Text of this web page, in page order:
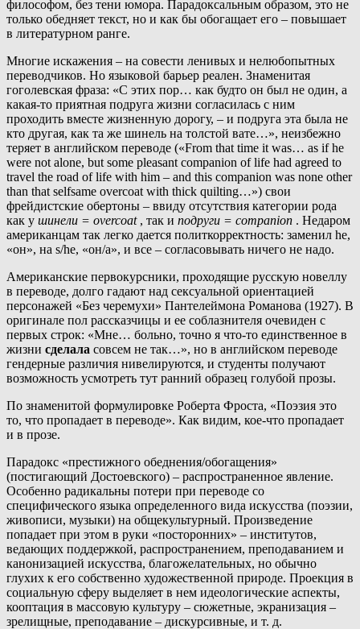
философом, без тени юмора. Парадоксальным образом, это не
только обедняет текст, но и как бы обогащает его – повышает
в литературном ранге.
Многие искажения – на совести ленивых и нелюбопытных
переводчиков. Но языковой барьер реален. Знаменитая
гоголевская фраза: «С этих пор… как будто он был не один, а
какая-то приятная подруга жизни согласилась с ним
проходить вместе жизненную дорогу, – и подруга эта была не
кто другая, как та же шинель на толстой вате…», неизбежно
теряет в английском переводе («From that time it was… as if he
were not alone, but some pleasant companion of life had agreed to
travel the road of life with him – and this companion was none other
than that selfsame overcoat with thick quilting…») свои
фрейдистские обертоны – ввиду отсутствия категории рода
как у шинели = overcoat , так и подруги = companion . Недаром
американцам так легко дается политкорректность: заменил he,
«он», на s/he, «он/а», и все – согласовывать ничего не надо.
Американские первокурсники, проходящие русскую новеллу
в переводе, долго гадают над сексуальной ориентацией
персонажей «Без черемухи» Пантелеймона Романова (1927). В
оригинале пол рассказчицы и ее соблазнителя очевиден с
первых строк: «Мне… больно, точно я что-то единственное в
жизни сделала совсем не так…», но в английском переводе
гендерные различия нивелируются, и студенты получают
возможность усмотреть тут ранний образец голубой прозы.
По знаменитой формулировке Роберта Фроста, «Поэзия это
то, что пропадает в переводе». Как видим, кое-что пропадает
и в прозе.
Парадокс «престижного обеднения/обогащения»
(постигающий Достоевского) – распространенное явление.
Особенно радикальны потери при переводе со
специфического языка определенного вида искусства (поэзии,
живописи, музыки) на общекультурный. Произведение
попадает при этом в руки «посторонних» – институтов,
ведающих поддержкой, распространением, преподаванием и
канонизацией искусства, благожелательных, но обычно
глухих к его собственно художественной природе. Проекция в
социальную сферу выделяет в нем идеологические аспекты,
кооптация в массовую культуру – сюжетные, экранизация –
зрелищные, преподавание – дискурсивные, и т. д.